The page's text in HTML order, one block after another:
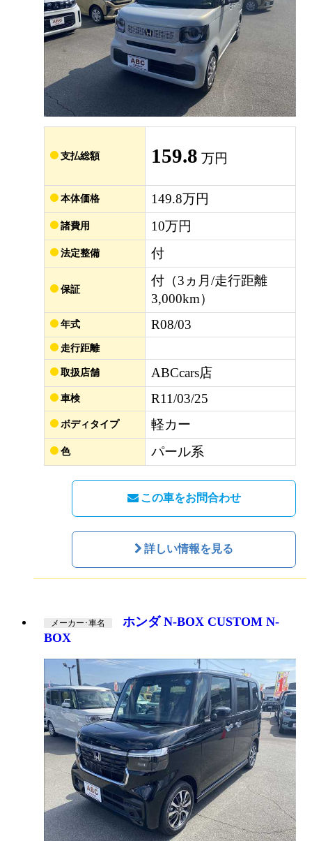
支払総額 159.8 万円
本体価格 149.8万円
諸費用 10万円
法定整備 付
保証
付（3ヵ月/走行距離
3,000km）
年式 R08/03
走行距離
取扱店舗 ABCcars店
車検 R11/03/25
ボディタイプ 軽カー
色 パール系
この車をお問合わせ
詳しい情報を見る
メーカー･車名
ホンダ N-BOX CUSTOM N-
BOX